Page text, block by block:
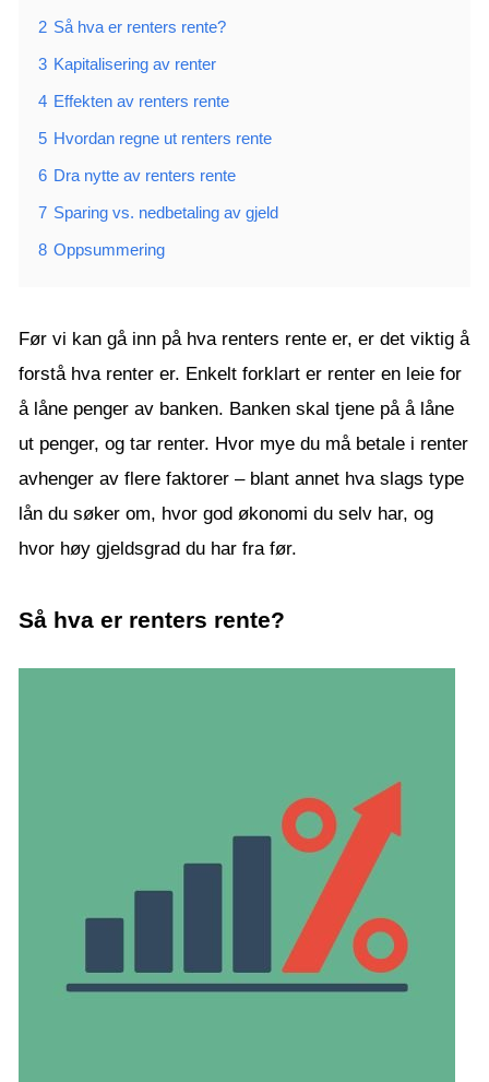
2 Så hva er renters rente?
3 Kapitalisering av renter
4 Effekten av renters rente
5 Hvordan regne ut renters rente
6 Dra nytte av renters rente
7 Sparing vs. nedbetaling av gjeld
8 Oppsummering
Før vi kan gå inn på hva renters rente er, er det viktig å
forstå hva renter er. Enkelt forklart er renter en leie for
å låne penger av banken. Banken skal tjene på å låne
ut penger, og tar renter. Hvor mye du må betale i renter
avhenger av flere faktorer – blant annet hva slags type
lån du søker om, hvor god økonomi du selv har, og
hvor høy gjeldsgrad du har fra før.
Så hva er renters rente?